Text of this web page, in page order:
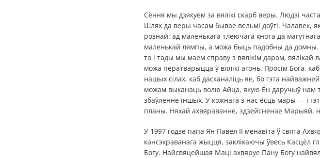
Сёння мы дзякуем за вялікі скарб веры. Людзі
Шлях да веры часам бывае вельмі доўгі. Чалавек,
рознай: ад маленькага тлеючага кнота да
маленькай лямпы, а можа быць падобны да домны.
то і тады мы маем справу з вялікім дарам, вялікай
можа ператварыцца ў вялікі агонь. Просім Бога,
нашых сілах, каб дасканаліць яе, бо гэта
можам выканаць волю Айца, якую Ён даручыў нам
збаўленне іншых. У кожнага з нас ёсць мары — і
планы. Няхай ахвяраванне, здзейсненае Марыяй,
У 1997 годзе папа Ян Павел II менавіта ў свята
кансэкраванага жыцця, заклікаючы ўвесь
Богу. Найсвяцейшая Маці ахвяруе Пану Богу